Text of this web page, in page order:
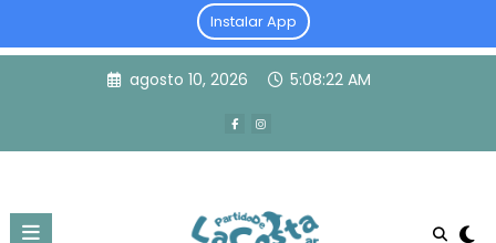
Instalar App
agosto 10, 2026 5:08:22 AM